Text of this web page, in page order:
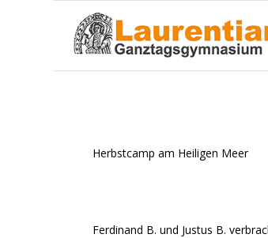
Herbstcamp am Heiligen Meer
Ferdinand B. und Justus B.